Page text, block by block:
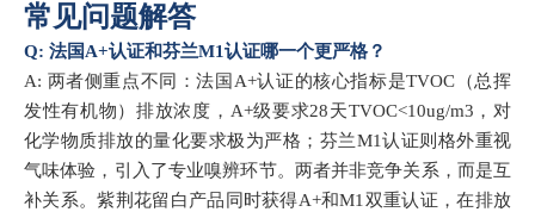
常见问题解答
Q: 法国A+认证和芬兰M1认证哪一个更严格？
A: 两者侧重点不同：法国A+认证的核心指标是TVOC（总挥
发性有机物）排放浓度，A+级要求28天TVOC<10ug/m3，对
化学物质排放的量化要求极为严格；芬兰M1认证则格外重视
气味体验，引入了专业嗅辨环节。两者并非竞争关系，而是互
补关系。紫荆花留白产品同时获得A+和M1双重认证，在排放